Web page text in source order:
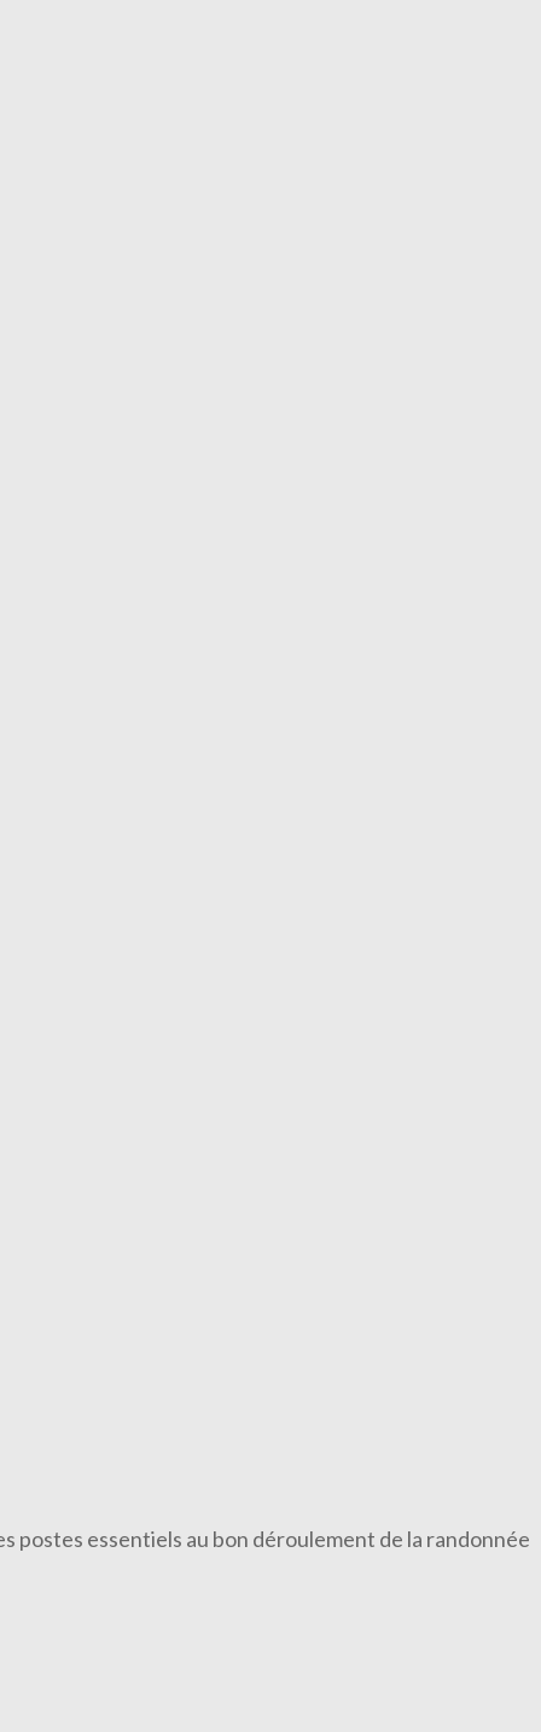
postes essentiels au bon déroulement de la randonnée